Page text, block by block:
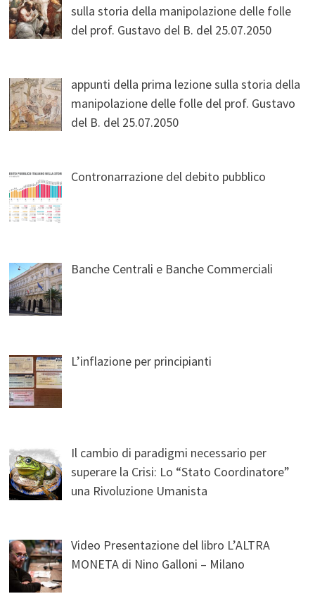
sulla storia della manipolazione delle folle
del prof. Gustavo del B. del 25.07.2050
appunti della prima lezione sulla storia della
manipolazione delle folle del prof. Gustavo
del B. del 25.07.2050
Contronarrazione del debito pubblico
Banche Centrali e Banche Commerciali
L’inflazione per principianti
Il cambio di paradigmi necessario per
superare la Crisi: Lo “Stato Coordinatore”
una Rivoluzione Umanista
Video Presentazione del libro L’ALTRA
MONETA di Nino Galloni – Milano